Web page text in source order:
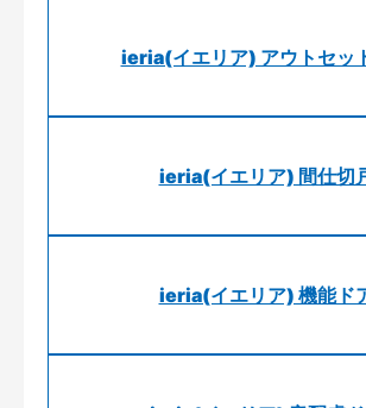
ieria(イエリア) アウトセッ
ieria(イエリア) 間仕切
ieria(イエリア) 機能ド